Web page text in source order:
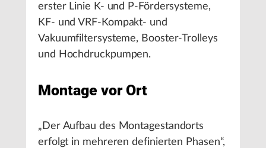
erster Linie K- und P-Fördersysteme,
KF- und VRF-Kompakt- und
Vakuumfiltersysteme, Booster-Trolleys
und Hochdruckpumpen.
Montage vor Ort
„Der Aufbau des Montagestandorts
erfolgt in mehreren definierten Phasen“,